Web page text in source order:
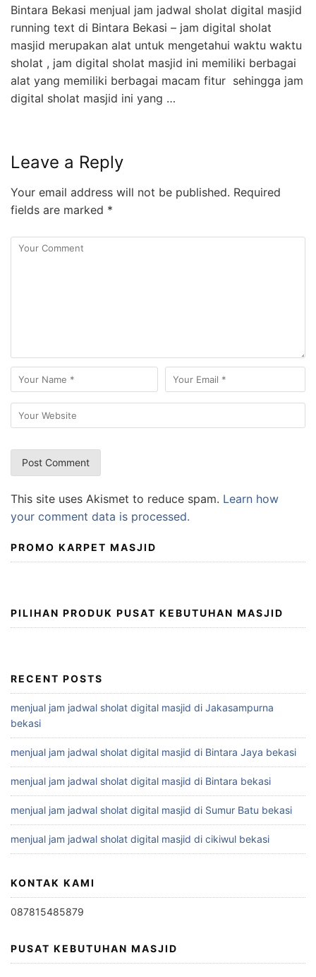
Bintara Bekasi menjual jam jadwal sholat digital masjid
running text di Bintara Bekasi – jam digital sholat
masjid merupakan alat untuk mengetahui waktu waktu
sholat , jam digital sholat masjid ini memiliki berbagai
alat yang memiliki berbagai macam fitur sehingga jam
digital sholat masjid ini yang …
Leave a Reply
Your email address will not be published. Required
fields are marked *
This site uses Akismet to reduce spam. Learn how
your comment data is processed.
PROMO KARPET MASJID
PILIHAN PRODUK PUSAT KEBUTUHAN MASJID
RECENT POSTS
menjual jam jadwal sholat digital masjid di Jakasampurna
bekasi
menjual jam jadwal sholat digital masjid di Bintara Jaya bekasi
menjual jam jadwal sholat digital masjid di Bintara bekasi
menjual jam jadwal sholat digital masjid di Sumur Batu bekasi
menjual jam jadwal sholat digital masjid di cikiwul bekasi
KONTAK KAMI
087815485879
PUSAT KEBUTUHAN MASJID